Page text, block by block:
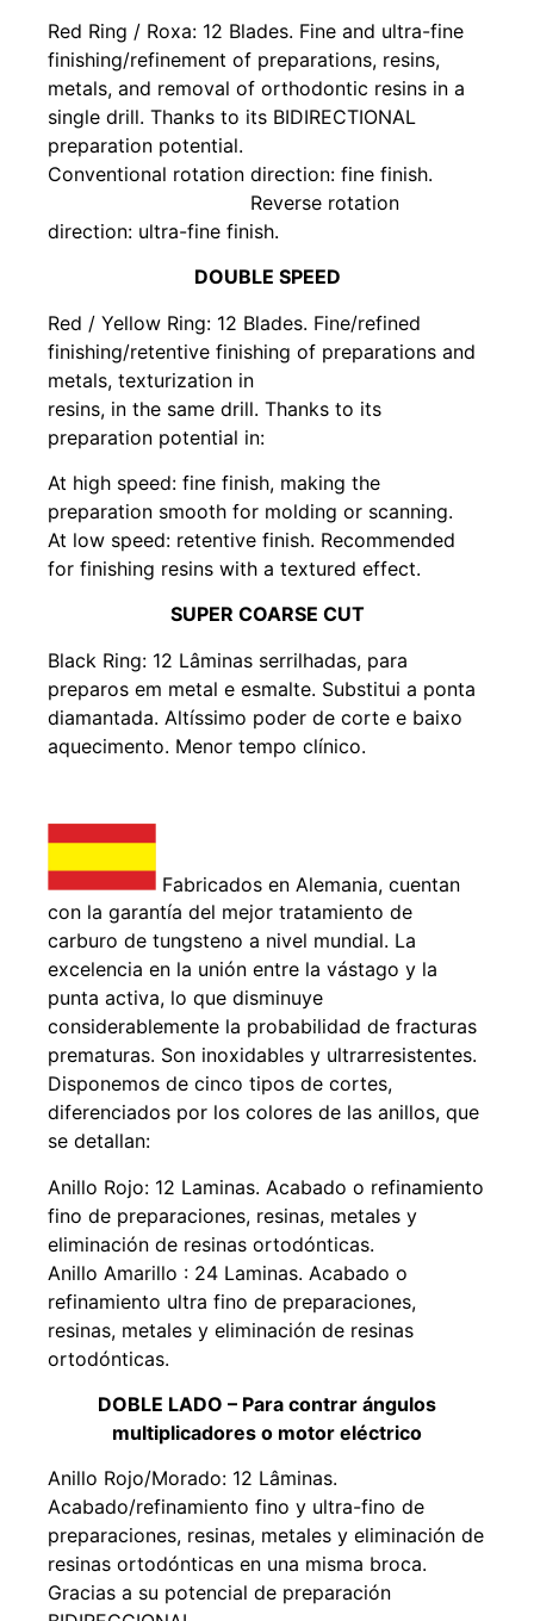
Red Ring / Roxa: 12 Blades. Fine and ultra-fine
finishing/refinement of preparations, resins,
metals, and removal of orthodontic resins in a
single drill. Thanks to its BIDIRECTIONAL
preparation potential.
Conventional rotation direction: fine finish.
Reverse rotation
direction: ultra-fine finish.
DOUBLE SPEED
Red / Yellow Ring: 12 Blades. Fine/refined
finishing/retentive finishing of preparations and
metals, texturization in
resins, in the same drill. Thanks to its
preparation potential in:
At high speed: fine finish, making the
preparation smooth for molding or scanning.
At low speed: retentive finish. Recommended
for finishing resins with a textured effect.
SUPER COARSE CUT
Black Ring: 12 Lâminas serrilhadas, para
preparos em metal e esmalte. Substitui a ponta
diamantada. Altíssimo poder de corte e baixo
aquecimento. Menor tempo clínico.
Fabricados en Alemania, cuentan
con la garantía del mejor tratamiento de
carburo de tungsteno a nivel mundial. La
excelencia en la unión entre la vástago y la
punta activa, lo que disminuye
considerablemente la probabilidad de fracturas
prematuras. Son inoxidables y ultrarresistentes.
Disponemos de cinco tipos de cortes,
diferenciados por los colores de las anillos, que
se detallan:
Anillo Rojo: 12 Laminas. Acabado o refinamiento
fino de preparaciones, resinas, metales y
eliminación de resinas ortodónticas.
Anillo Amarillo : 24 Laminas. Acabado o
refinamiento ultra fino de preparaciones,
resinas, metales y eliminación de resinas
ortodónticas.
DOBLE LADO – Para contrar ángulos
multiplicadores o motor eléctrico
Anillo Rojo/Morado: 12 Lâminas.
Acabado/refinamiento fino y ultra-fino de
preparaciones, resinas, metales y eliminación de
resinas ortodónticas en una misma broca.
Gracias a su potencial de preparación